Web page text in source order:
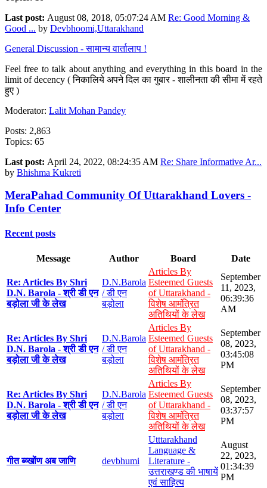
Last post: August 08, 2018, 05:07:24 AM Re: Good Morning &
Good ... by Devbhoomi,Uttarakhand
General Discussion - सामान्य वार्तालाप !
Feel free to talk about anything and everything in this board in the
limit of decency ( निकालिये अपने दिल का गुबार - शालीनता की सीमा में रहते
हुए )
Moderator: Lalit Mohan Pandey
Posts: 2,863
Topics: 65
Last post: April 24, 2022, 08:24:35 AM Re: Share Informative Ar...
by Bhishma Kukreti
MeraPahad Community Of Uttarakhand Lovers -
Info Center
Recent posts
Message Author Board Date
Re: Articles By Shri
D.N. Barola - श्री डी एन
बड़ोला जी के लेख
D.N.Barola
/ डी एन
बड़ोला
Articles By
Esteemed Guests
of Uttarakhand -
विशेष आमंत्रित
अतिथियों के लेख
September
11, 2023,
06:39:36
AM
Re: Articles By Shri
D.N. Barola - श्री डी एन
बड़ोला जी के लेख
D.N.Barola
/ डी एन
बड़ोला
Articles By
Esteemed Guests
of Uttarakhand -
विशेष आमंत्रित
अतिथियों के लेख
September
08, 2023,
03:45:08
PM
Re: Articles By Shri
D.N. Barola - श्री डी एन
बड़ोला जी के लेख
D.N.Barola
/ डी एन
बड़ोला
Articles By
Esteemed Guests
of Uttarakhand -
विशेष आमंत्रित
अतिथियों के लेख
September
08, 2023,
03:37:57
PM
गीत ब्य्खोंण अब जाणि devbhumi
Utttarakhand
Language &
Literature -
उत्तराखण्ड की भाषायें
एवं साहित्य
August
22, 2023,
01:34:39
PM